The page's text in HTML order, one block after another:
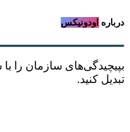
درباره اودونیکس
بپیچیدگی‌های سازمان را
تبدیل کنید.